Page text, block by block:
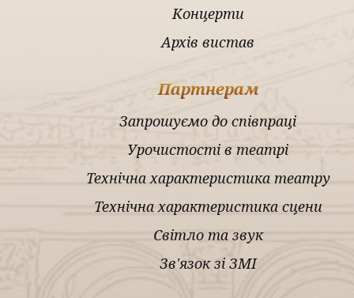
Концерти
Архів вистав
Партнерам
Запрошуємо до співпраці
Урочистості в театрі
Технічна характеристика театру
Технічна характеристика сцени
Світло та звук
Зв'язок зі ЗМІ